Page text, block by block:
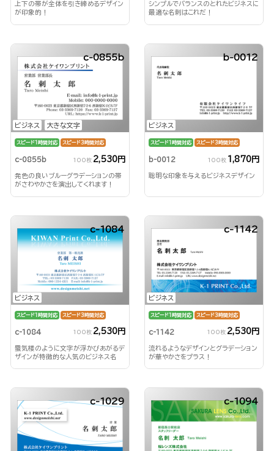
上下の帯が全体を引き締めるデザイン
が印象的！
シンプルでバランスのとれたビジネスに
最適な名刺はこれだ！
ビジネス 大きな文字
c-0855b
スピード1時間対応 スピード3時間対応
c-0855b 100枚 2,530円
発色の良いブルーグラデーションの帯
がさわやかさを演出してくれます！
ビジネス
b-0012
スピード1時間対応 スピード3時間対応
b-0012 100枚 1,870円
聡明な印象を与えるビジネスデザイン
ビジネス
c-1084
スピード1時間対応 スピード3時間対応
c-1084 100枚 2,530円
蜃気楼のように文字が浮かびあがるデ
ザインが特徴的な人気のビジネス名
ビジネス
c-1142
スピード1時間対応 スピード3時間対応
c-1142 100枚 2,530円
流れるようなデザインとグラデーション
が華やかさをプラス！
c-1029 c-1094